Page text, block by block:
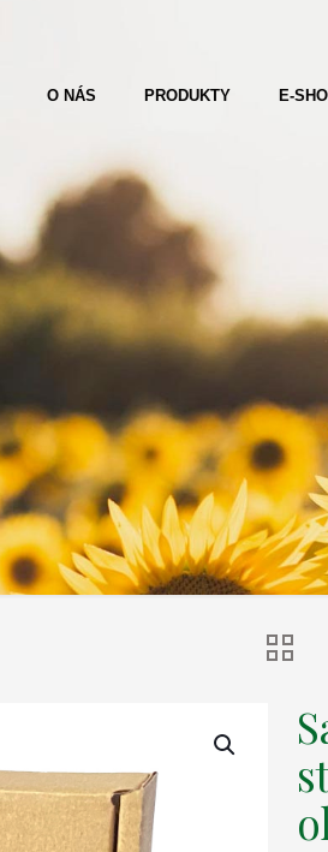
O NÁS PRODUKTY E-